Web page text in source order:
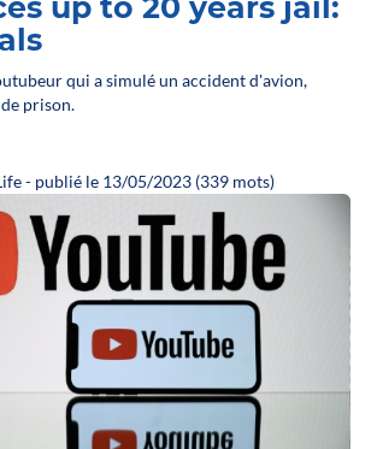
up to 20 years jail:
qui a simulé un accident d'avion,
prison.
- publié le 13/05/2023 (339 mots)